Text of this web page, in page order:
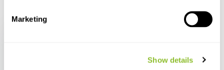
Marketing
Show details